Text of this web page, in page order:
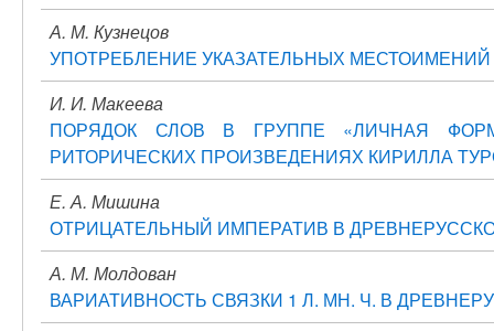
А. М. Кузнецов
УПОТРЕБЛЕНИЕ УКАЗАТЕЛЬНЫХ
И. И. Макеева
ПОРЯДОК СЛОВ В ГРУППЕ «ЛИЧНАЯ
РИТОРИЧЕСКИХ ПРОИЗВЕДЕНИЯХ КИРИЛЛА
Е. А. Мишина
ОТРИЦАТЕЛЬНЫЙ ИМПЕРАТИВ В
А. М. Молдован
ВАРИАТИВНОСТЬ СВЯЗКИ 1 Л. МН. Ч. В